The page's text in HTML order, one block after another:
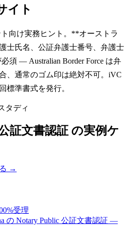
イト
向け実務ヒント。**オーストラ
士氏名、公証弁護士番号、弁護士
須 — Australian Border Force は弁
、通常のゴム印は絶対不可。iVC
標準書式を発行。
タディ
証文書認証 の実例ケ
→
受理
の Notary Public 公証文書認証 —